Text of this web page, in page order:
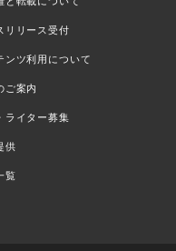
リリース受付
ンツ利用について
ご案内
ライター募集
供
覧